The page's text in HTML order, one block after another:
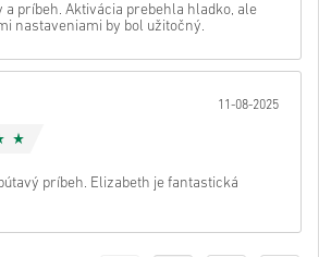
a príbeh. Aktivácia prebehla hladko, ale
nastaveniami by bol užitočný.
11-08-2025
príbeh. Elizabeth je fantastická